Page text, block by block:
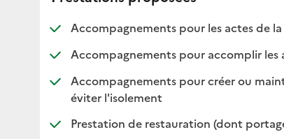
Accompagnements pour les actes de
Accompagnements pour accomplir
Accompagnements pour créer ou
éviter l'isolement: disponible
: non disponible
Prestation de restauration (dont